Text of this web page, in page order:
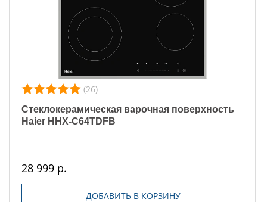
(26)
Стеклокерамическая варочная поверхность
Haier HHX-C64TDFB
28 999 р.
ДОБАВИТЬ В КОРЗИНУ